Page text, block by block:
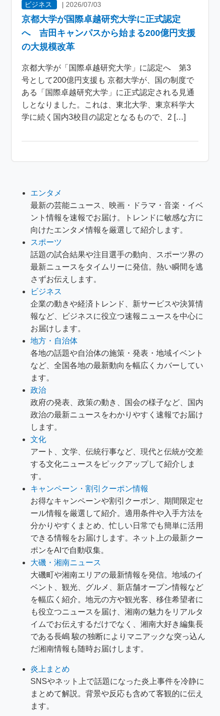
ビジネス |2026/07/03
京都大学が国際卓越研究大学に正式認定
へ 吉田キャンパスから始まる200億円支援
の大規模改革
京都大学が「国際卓越研究大学」に認定へ 第3
号として200億円支援も 京都大学が、国の制度で
ある「国際卓越研究大学」に正式認定される見通
しとなりました。これは、東北大学、東京科学大
学に続く国内3校目の認定となるもので、2 […]
エンタメ
最新の芸能ニュース、映画・ドラマ・音楽・イベ
ント情報を速報でお届け。トレンドに敏感な方に
向けたエンタメ情報を厳選して紹介します。
スポーツ
話題の試合結果や注目選手の動向、スポーツ界の
最新ニュースをタイムリーに発信。熱い瞬間を逃
さずお伝えします。
ビジネス
企業の動きや経済トレンド、新サービスや決算情
報など、ビジネスに役立つ速報ニュースを中心に
お届けします。
地方・自治体
各地の話題や自治体の施策・発表・地域イベント
など、全国各地の最新動向を幅広くカバーしてい
ます。
政治
政府の発表、政策の動き、国会の様子など、国内
政治の最新ニュースをわかりやすく速報でお届け
します。
文化
アート、文学、伝統行事など、現代と伝統が交差
する文化ニュースをピックアップして紹介しま
す。
キャンペーン・割引クーポン情報
お得なキャンペーンや割引クーポン、期間限定セ
ール情報を厳選して紹介。適用条件や入手方法を
分かりやすくまとめ、忙しい日常でも簡単に活用
できる情報をお届けします。ネット上の最新クー
ポンをAIで自動収集。
大磯・湘南ニュース
大磯町や湘南エリアの最新情報を発信。地域のイ
ベント、観光、グルメ、新店舗オープン情報など
を幅広く紹介。地元の方や観光客、移住希望者に
も役立つニュースを届け、湘南の魅力をリアルタ
イムでお伝えするだけでなく、湘南大好き編集長
である長嶋 駿の独断によりマニアックな突っ込ん
だ湘南情報も随時お届けします。
炎上まとめ
SNSやネット上で話題になった炎上事件を冷静に
まとめて解説。背景や反応も含めて客観的に伝え
ます。